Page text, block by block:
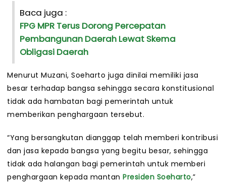
Baca juga :
FPG MPR Terus Dorong Percepatan
Pembangunan Daerah Lewat Skema
Obligasi Daerah
Menurut Muzani, Soeharto juga dinilai memiliki jasa
besar terhadap bangsa sehingga secara konstitusional
tidak ada hambatan bagi pemerintah untuk
memberikan penghargaan tersebut.
“Yang bersangkutan dianggap telah memberi kontribusi
dan jasa kepada bangsa yang begitu besar, sehingga
tidak ada halangan bagi pemerintah untuk memberi
penghargaan kepada mantan Presiden Soeharto,”